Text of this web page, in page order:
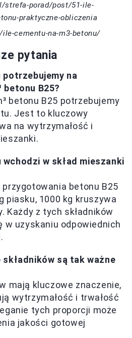
strefa-porad/post/51-ile-
praktyczne-obliczenia
cementu-na-m3-betonu/
pytania
na
betonu B25?
betonu B25 potrzebujemy
Jest to kluczowy
na wytrzymałość i
w skład mieszanki
betonu B25
piasku, 1000 kg kruszywa
Każdy z tych składników
w uzyskaniu odpowiednich
są tak ważne
mają kluczowe znaczenie,
wytrzymałość i trwałość
tych proporcji może
jakości gotowej